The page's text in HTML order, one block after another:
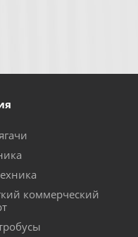
коммерческий